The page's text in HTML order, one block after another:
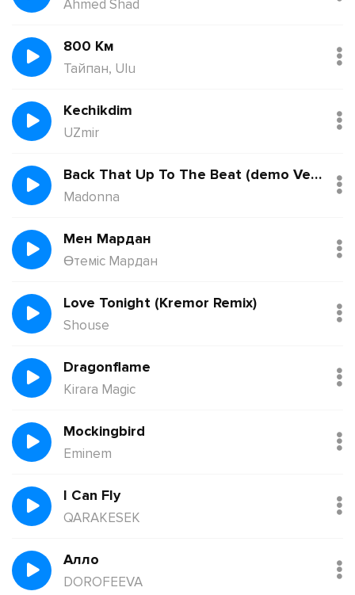
Ahmed Shad
800 Км
Тайпан, Ulu
Kechikdim
UZmir
Back That Up To The Beat (demo Version)
Madonna
Мен Мардан
Өтеміс Мардан
Love Tonight (Kremor Remix)
Shouse
Dragonflame
Kirara Magic
Mockingbird
Eminem
I Can Fly
QARAKESEK
Алло
DOROFEEVA